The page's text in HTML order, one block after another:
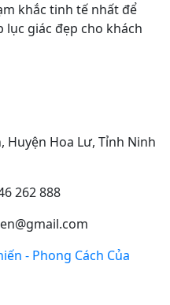
khắc tinh tế nhất để
lục giác đẹp cho khách
Huyện Hoa Lư, Tỉnh Ninh
262 888
- Phong Cách Của